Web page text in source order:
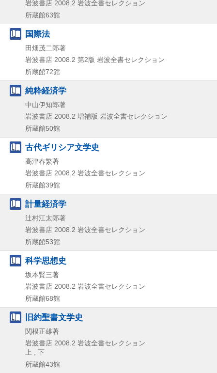
岩波書店 2008.2 岩波全書セレクション
所蔵館63館
国際法
田畑茂二郎著
岩波書店 2008.2 第2版 岩波全書セレクション
所蔵館72館
純粋経済学
中山伊知郎著
岩波書店 2008.2 増補版 岩波全書セレクション
所蔵館50館
古代ギリシア文学史
高津春繁著
岩波書店 2008.2 岩波全書セレクション
所蔵館39館
計量経済学
辻村江太郎著
岩波書店 2008.2 岩波全書セレクション
所蔵館53館
科学思想史
坂本賢三著
岩波書店 2008.2 岩波全書セレクション
所蔵館68館
旧約聖書文学史
関根正雄著
岩波書店 2008.2 岩波全書セレクション
上 , 下
所蔵館43館